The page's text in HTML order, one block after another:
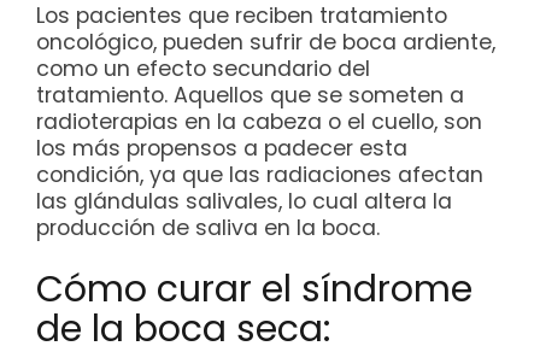
Los pacientes que reciben tratamiento
oncológico, pueden sufrir de boca ardiente,
como un efecto secundario del
tratamiento. Aquellos que se someten a
radioterapias en la cabeza o el cuello, son
los más propensos a padecer esta
condición, ya que las radiaciones afectan
las glándulas salivales, lo cual altera la
producción de saliva en la boca.
Cómo curar el síndrome
de la boca seca: